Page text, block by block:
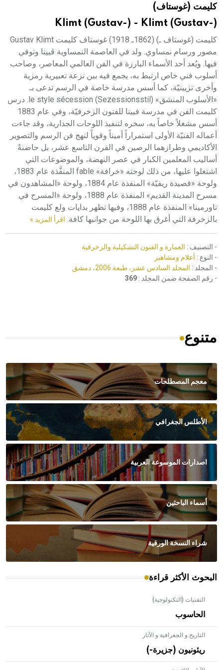
هيئة الموسوعة العربية تطلق موسوعات جديدة في عام 2026كليمت (غوستاف)
Klimt (Gustav-) - Klimt (Gustav-)
كليمت (غوستاف ـ) (1862ـ 1918) غوستاف كليمت Gustav Klimt
مصور ورسام نمساوي. ولد في العاصمة النمساوية ڤيينا وتوفي
فيها. ويُعد أحد الأسماء البارزة في الفن العالمي المعاصر، وصاحب
أسلوب فني خاص ارتبط به، يجمع فيه بين نزعة تعبيرية رمزية
وأخرى تزيينيّة، كما أسس مدرسة خاصة في الرسم تدعى بـ
«الأسلوب المنشق» le style sécession (Sezessionsstil). درس
كليمت الفن في مدرسة فيينا للفنون الزخرفيّة، وفي عام 1883
أسس مشغلاً خاصاً به، سخره لتنفيذ اللوحات الجدارية، وقد جاءت
أعماله الفنيّة الأولى استمراراً أميناً وقوياً لنهج فن الرسم والتصوير
الأكاديمي وطرازهما الرصين في القرن التاسع عشر، بل حاضنةً
أساليب المعلمين الكبار في عصر النهضة، والموضوعات التي
اشتغلوا عليها، من ذلك لوحته «خرافة» fable المنفَّذة عام 1883،
ولوحة «قصيدة ريفيّة» المنفذة عام 1884، ولوحة «المشاهدون في
مسرح المدينة القديم» المنفذة عام 1888، ولوحة «المسرح في
تاورمينا» المنفذة عام 1888، وفيها تظهر بدايات ولع كليمت
بالزخرفة التي أغرق بها اللوحة من جوانبها كافة. اقرأ المزيد »
- التصنيف : العمارة و الفنون التشكيلية والزخرفية
- النوع : أعلام ومشاهير
- المجلد : المجلد السادس عشر، طبعة 2006، دمشق
- رقم الصفحة ضمن المجلد : 369
متنوع
معجم المصطلحات
الأطلس الجغرافي
اصدارات الموسوعة العربية
أسماء الباحثين
شراء النسخة الورقية
البحوث الأكثر قراءة
التقنيات (التكنولوجية)
الحاسوب
التاريخ و الجغرافية و الآثار
ريئونيون (جزيرة-)